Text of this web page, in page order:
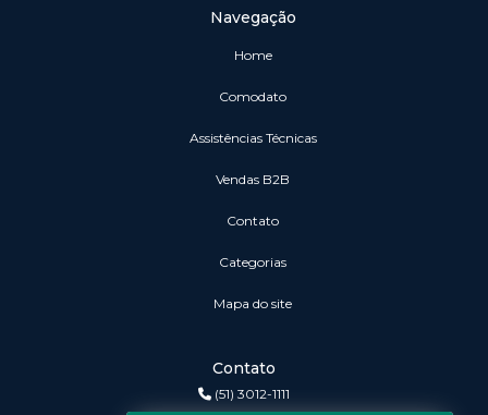
Navegação
Home
Comodato
Assistências Técnicas
vendas B2B
Contato
Categorias
Mapa do site
Contato
(51) 3012-1111